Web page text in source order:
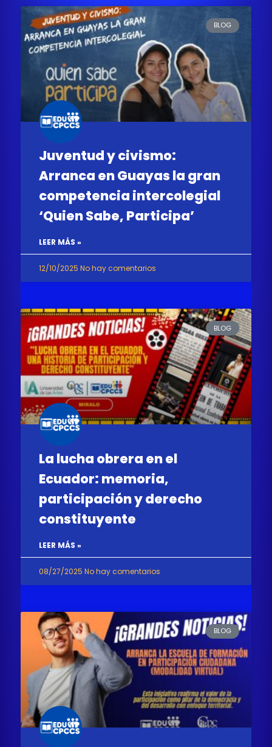
BLOG
Juventud y civismo:
Arranca en Guayas la gran
competencia intercolegial
‘Quien Sabe, Participa’
LEER MÁS »
12/10/2025 No hay comentarios
BLOG
La lucha obrera en el
Ecuador: memoria,
participación y derecho
constituyente
LEER MÁS »
08/27/2025 No hay comentarios
BLOG